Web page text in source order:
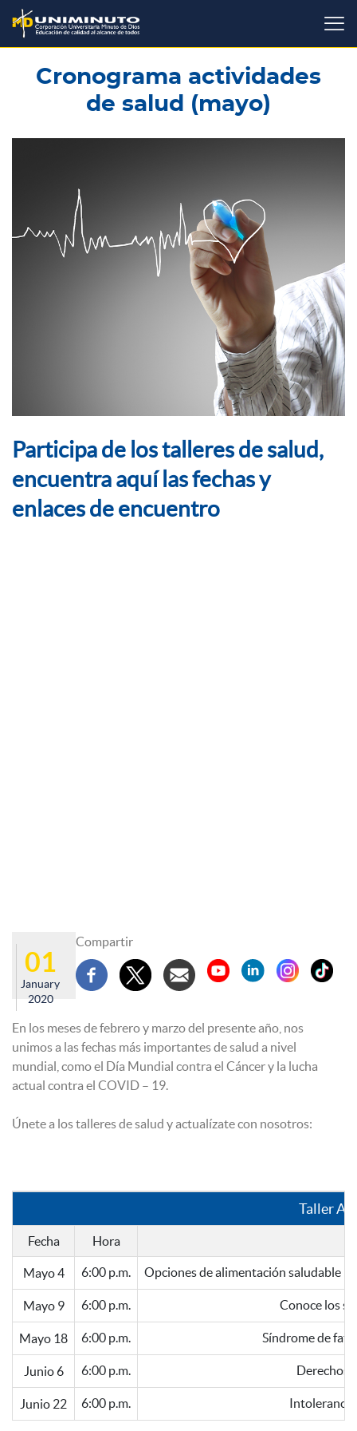
Pasar
contenido
principal
Cronograma actividades
de salud (mayo)
Participa de los talleres de salud,
encuentra aquí las fechas y
enlaces de encuentro
01
January
2020
Compartir
En los meses de febrero y marzo del presente año, nos
unimos a las fechas más importantes de salud a nivel
mundial, como el Día Mundial contra el Cáncer y la lucha
actual contra el COVID – 19.
Únete a los talleres de salud y actualízate con nosotros:
Taller
Fecha Hora
Mayo 4 6:00 p.m. Opciones de alimentación saludable
Mayo 9 6:00 p.m. Conoce los
Mayo 18 6:00 p.m. Síndrome de
Junio 6 6:00 p.m. Derechos
Junio 22 6:00 p.m.